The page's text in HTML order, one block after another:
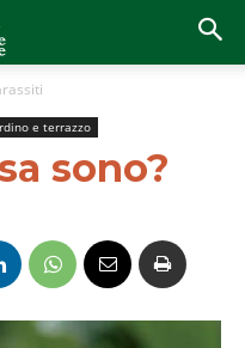
e terrazzo
sono?